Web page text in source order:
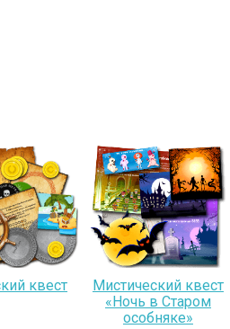
квест
Мистический квест
«Ночь в Старом
особняке»